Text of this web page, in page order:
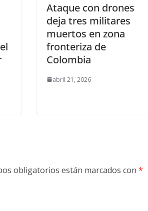
Ataque con drones
deja tres militares
muertos en zona
fronteriza de
Colombia
abril 21, 2026
obligatorios están marcados con *